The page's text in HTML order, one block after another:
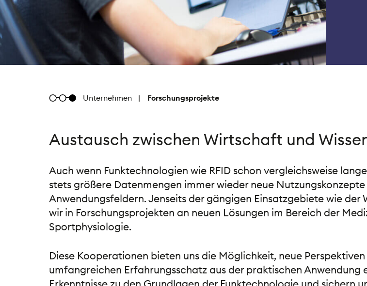
Metratec Unternehmen Forschungsprojekte
Austausch zwischen Wirtschaft und
Auch wenn Funktechnologien wie RFID schon vergleichsweise
stets größere Datenmengen immer wieder neue
Anwendungsfeldern. Jenseits der gängigen Einsatzgebiete wie
wir in Forschungsprojekten an neuen Lösungen im Bereich der
Sportphysiologie.
Diese Kooperationen bieten uns die Möglichkeit, neue
umfangreichen Erfahrungsschatz aus der praktischen Anwendung